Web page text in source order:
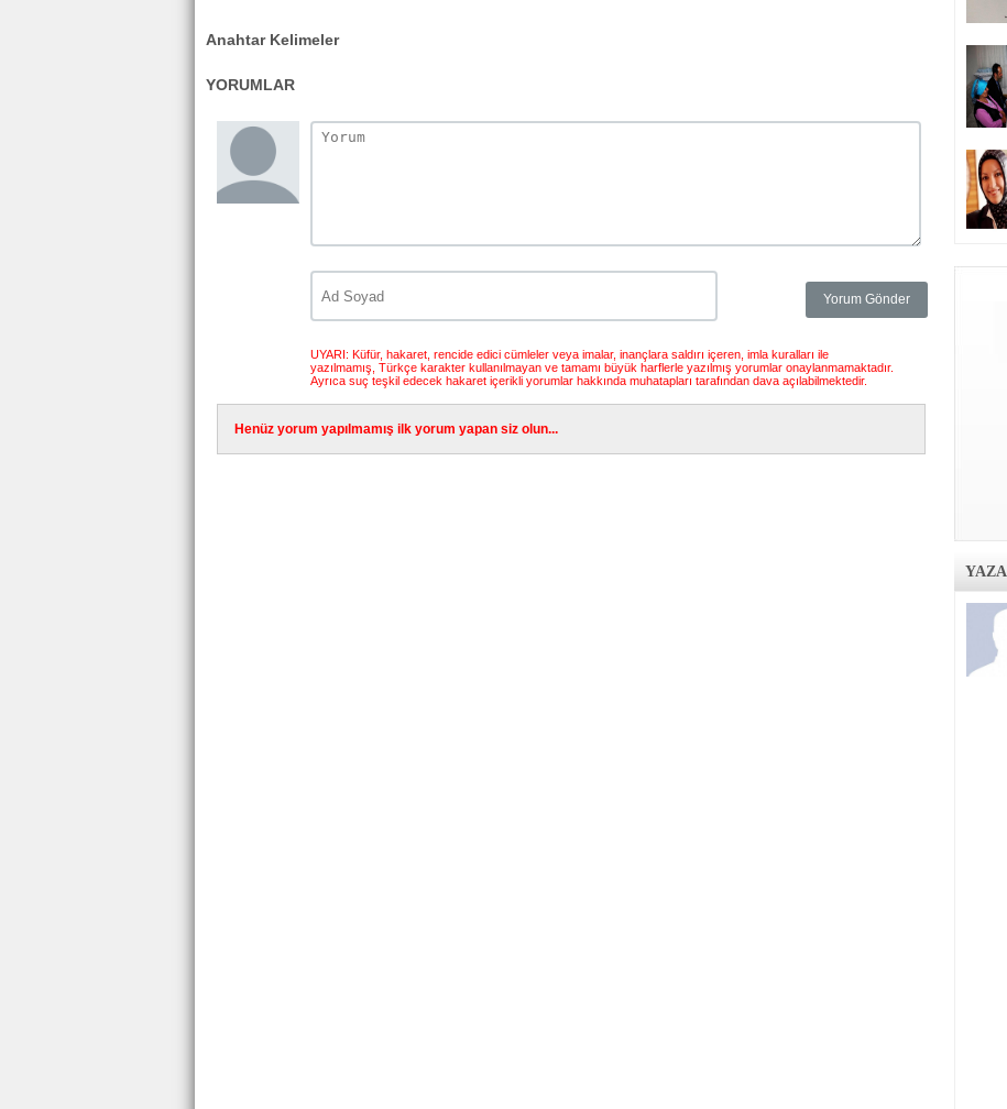
Anahtar Kelimeler
YORUMLAR
UYARI: Küfür, hakaret, rencide edici cümleler veya imalar, inançlara saldırı içeren, imla kuralları ile
yazılmamış, Türkçe karakter kullanılmayan ve tamamı büyük harflerle yazılmış yorumlar onaylanmamaktadır.
Ayrıca suç teşkil edecek hakaret içerikli yorumlar hakkında muhatapları tarafından dava açılabilmektedir.
Henüz yorum yapılmamış ilk yorum yapan siz olun...